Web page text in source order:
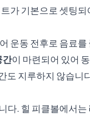
가 기본으로 셋팅
운동 전후로 음료를
간이 마련되어 있어
도 지루하지 않습니
다. 힐 피클볼에서는